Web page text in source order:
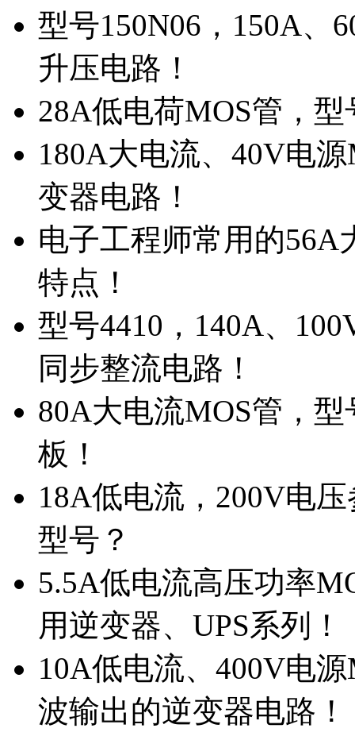
型号150N06，150A、
升压电路！
28A低电荷MOS管，
180A大电流、40V电
变器电路！
电子工程师常用的56A
特点！
型号4410，140A、
同步整流电路！
80A大电流MOS管，
板！
18A低电流，200V电
型号？
5.5A低电流高压功率
用逆变器、UPS系列！
10A低电流、400V电
波输出的逆变器电路！